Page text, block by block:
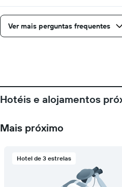
Ver mais perguntas frequentes
Hotéis e alojamentos
Mais próximo
Hotel de 3 estrelas